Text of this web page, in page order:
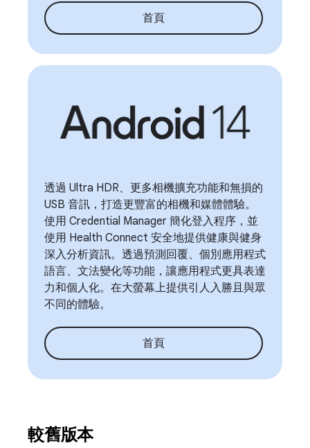
首頁
透過 Ultra HDR、更多相機擴充功能和無損的
USB 音訊，打造更豐富的相機和媒體體驗。
使用 Credential Manager 簡化登入程序，並
使用 Health Connect 安全地提供健康與健身
深入分析資訊。透過預測回覆、個別應用程式
語言、文法變化等功能，讓應用程式更具表達
力和個人化。在大螢幕上提供引人入勝且與眾
不同的體驗。
首頁
較舊版本